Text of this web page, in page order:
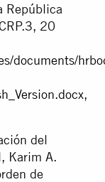
República
20
documents/
,
del
Karim A.
de